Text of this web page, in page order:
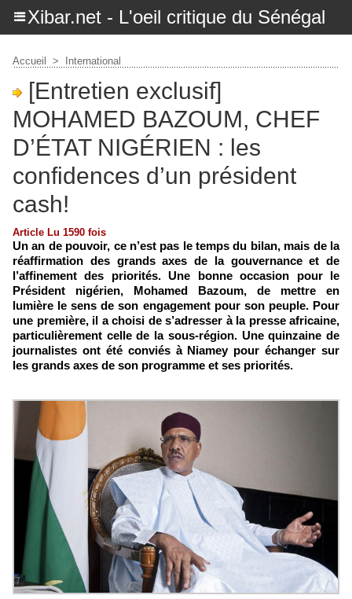
Xibar.net - L'oeil critique du Sénégal
Accueil > International
[Entretien exclusif]
MOHAMED BAZOUM, CHEF
D’ÉTAT NIGÉRIEN : les
confidences d’un président
cash!
Article Lu 1590 fois
Un an de pouvoir, ce n’est pas le temps du bilan, mais de la
réaffirmation des grands axes de la gouvernance et de
l’affinement des priorités. Une bonne occasion pour le
Président nigérien, Mohamed Bazoum, de mettre en
lumière le sens de son engagement pour son peuple. Pour
une première, il a choisi de s’adresser à la presse africaine,
particulièrement celle de la sous-région. Une quinzaine de
journalistes ont été conviés à Niamey pour échanger sur
les grands axes de son programme et ses priorités.